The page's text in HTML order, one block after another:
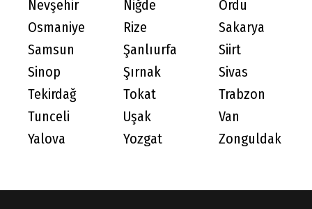
Nevşehir
Niğde
Ordu
Osmaniye
Rize
Sakarya
Samsun
Şanlıurfa
Siirt
Sinop
Şırnak
Sivas
Tekirdağ
Tokat
Trabzon
Tunceli
Uşak
Van
Yalova
Yozgat Zonguldak